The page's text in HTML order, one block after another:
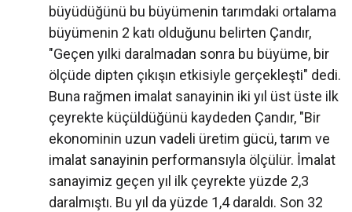
büyüdüğünü bu büyümenin tarımdaki ortalama
büyümenin 2 katı olduğunu belirten Çandır,
"Geçen yılki daralmadan sonra bu büyüme, bir
ölçüde dipten çıkışın etkisiyle gerçekleşti" dedi.
Buna rağmen imalat sanayinin iki yıl üst üste ilk
çeyrekte küçüldüğünü kaydeden Çandır, "Bir
ekonominin uzun vadeli üretim gücü, tarım ve
imalat sanayinin performansıyla ölçülür. İmalat
sanayimiz geçen yıl ilk çeyrekte yüzde 2,3
daralmıştı. Bu yıl da yüzde 1,4 daraldı. Son 32